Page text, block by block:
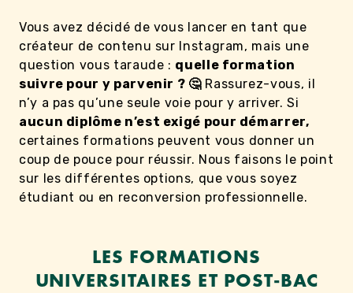
Vous avez décidé de vous lancer en tant que
créateur de contenu sur Instagram, mais une
question vous taraude : quelle formation
suivre pour y parvenir ? 🤔Rassurez-vous, il
n’y a pas qu’une seule voie pour y arriver. Si
aucun diplôme n’est exigé pour démarrer,
certaines formations peuvent vous donner un
coup de pouce pour réussir. Nous faisons le point
sur les différentes options, que vous soyez
étudiant ou en reconversion professionnelle.
LES FORMATIONS
UNIVERSITAIRES ET POST-BAC